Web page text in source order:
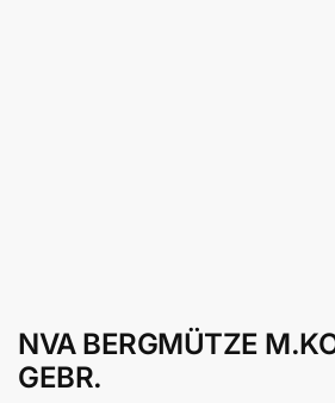
NVA BERGMÜTZE
GEBR.